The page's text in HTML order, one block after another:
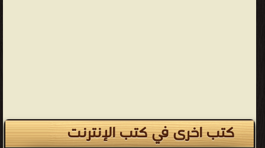
كتب اخرى في كتب الإنترنت